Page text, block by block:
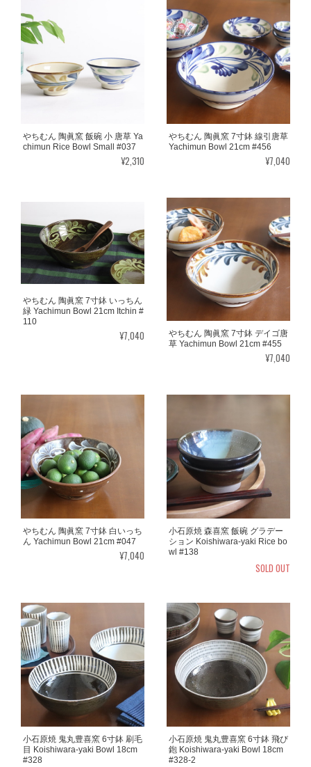
やちむん 陶眞窯 飯碗 小 唐草 Ya
chimun Rice Bowl Small #037
¥2,310
やちむん 陶眞窯 7寸鉢 線引唐草
Yachimun Bowl 21cm #456
¥7,040
やちむん 陶眞窯 7寸鉢 いっちん
緑 Yachimun Bowl 21cm Itchin #
110
¥7,040
やちむん 陶眞窯 7寸鉢 デイゴ唐
草 Yachimun Bowl 21cm #455
¥7,040
やちむん 陶眞窯 7寸鉢 白いっち
ん Yachimun Bowl 21cm #047
¥7,040
小石原焼 森喜窯 飯碗 グラデー
ション Koishiwara-yaki Rice bo
wl #138
SOLD OUT
小石原焼 鬼丸豊喜窯 6寸鉢 刷毛
目 Koishiwara-yaki Bowl 18cm
#328
小石原焼 鬼丸豊喜窯 6寸鉢 飛び
鉋 Koishiwara-yaki Bowl 18cm
#328-2